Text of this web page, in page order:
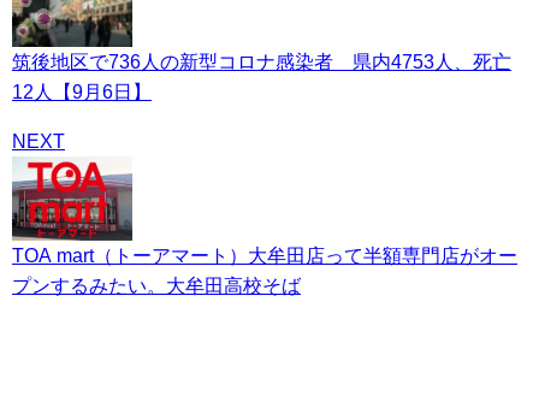
筑後地区で736人の新型コロナ感染者 県内4753人、死亡
12人【9月6日】
NEXT
TOA mart（トーアマート）大牟田店って半額専門店がオー
プンするみたい。大牟田高校そば